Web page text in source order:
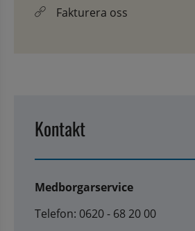
Fakturera oss
Kontakt
Medborgarservice
Telefon: 0620 - 68 20 00